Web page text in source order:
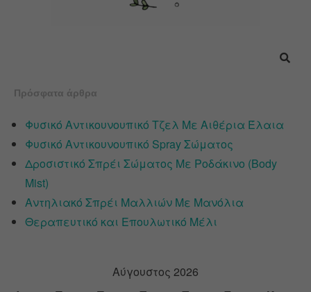
Πρόσφατα άρθρα
Φυσικό Αντικουνουπικό Τζελ Με Αιθέρια Έλαια
Φυσικό Αντικουνουπικό Spray Σώματος
Δροσιστικό Σπρέι Σώματος Με Ροδάκινο (Body
Mist)
Αντηλιακό Σπρέι Μαλλιών Με Μανόλια
Θεραπευτικό και Επουλωτικό Μέλι
Αύγουστος 2026